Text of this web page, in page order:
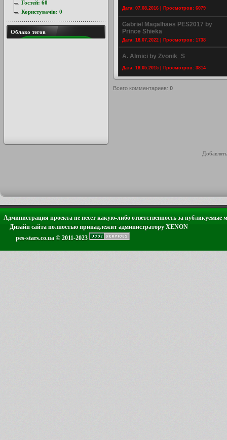
Дата: 07.08.2016 | Просмотров: 6079
Gabriel Magalhaes PES2017 by
Prince Shieka
Дата: 18.07.2022 | Просмотров: 1738
A. Almici by Zvonik_S
Дата: 18.05.2015 | Просмотров: 3814
Всего комментариев: 0
Гостей: 60
Користувачів: 0
Облако тегов
Администрация проекта не несет какую-либо ответственность за публикуемые
Дизайн сайта полностью принадлежит администратору XENON
pes-stars.co.ua © 2011-2023